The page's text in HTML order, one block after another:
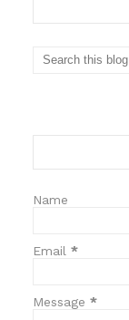
Name
Email *
Message *